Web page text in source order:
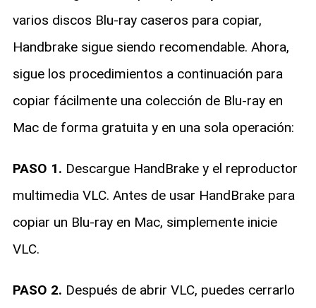
varios discos Blu-ray caseros para copiar,
Handbrake sigue siendo recomendable. Ahora,
sigue los procedimientos a continuación para
copiar fácilmente una colección de Blu-ray en
Mac de forma gratuita y en una sola operación:
PASO 1. Descargue HandBrake y el reproductor
multimedia VLC. Antes de usar HandBrake para
copiar un Blu-ray en Mac, simplemente inicie
VLC.
PASO 2. Después de abrir VLC, puedes cerrarlo